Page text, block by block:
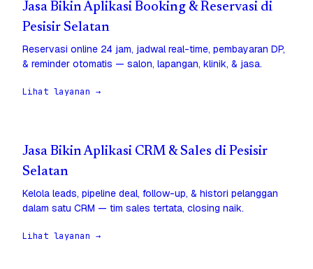
Jasa Bikin Aplikasi Booking & Reservasi di
Pesisir Selatan
Reservasi online 24 jam, jadwal real-time, pembayaran DP,
& reminder otomatis — salon, lapangan, klinik, & jasa.
Lihat layanan →
Jasa Bikin Aplikasi CRM & Sales di Pesisir
Selatan
Kelola leads, pipeline deal, follow-up, & histori pelanggan
dalam satu CRM — tim sales tertata, closing naik.
Lihat layanan →